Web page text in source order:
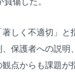
しく不適切」
保護者への説明
点からも課題が